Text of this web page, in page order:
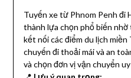
Tuyến xe từ Phnom Penh đi
thành lựa chọn phổ biến
kết nối các điểm du lịch miền
chuyến đi thoải mái và an
và chọn đơn vị vận chuyển